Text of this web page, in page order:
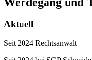
Aktuell
Seit 2024 Rechtsanwalt